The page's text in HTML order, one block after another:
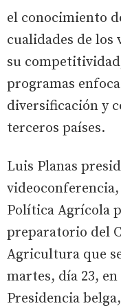
el conocimiento
cualidades de los
su
programas
diversificación y
terceros países.
Luis Planas
Política Agrícola
preparatorio del
Agricultura que
martes, día 23,
Presidencia